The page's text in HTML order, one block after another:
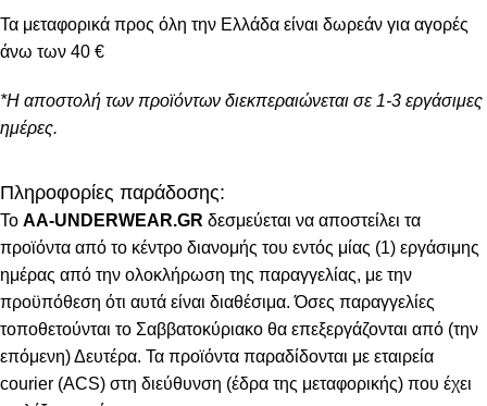
Τα μεταφορικά προς όλη την Ελλάδα είναι δωρεάν για αγορές
άνω των 40 €
*Η αποστολή των προϊόντων διεκπεραιώνεται σε 1-3 εργάσιμες
ημέρες.
Πληροφορίες παράδοσης:
To AA-UNDERWEAR.GR δεσμεύεται να αποστείλει τα
προϊόντα από το κέντρο διανομής του εντός μίας (1) εργάσιμης
ημέρας από την ολοκλήρωση της παραγγελίας, με την
προϋπόθεση ότι αυτά είναι διαθέσιμα. Όσες παραγγελίες
τοποθετούνται το Σαββατοκύριακο θα επεξεργάζονται από (την
επόμενη) Δευτέρα. Τα προϊόντα παραδίδονται με εταιρεία
courier (ACS) στη διεύθυνση (έδρα της μεταφορικής) που έχει